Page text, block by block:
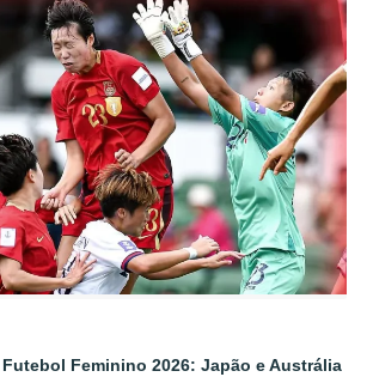
Feminino 2026: Japão e Austrália